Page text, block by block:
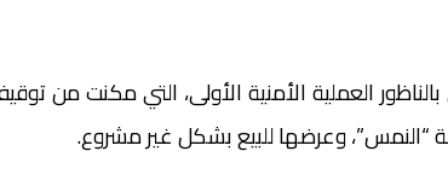
العملية الأمنية الأولى، التي مكنت من
“النمس”، وعرضها للبيع بشكل غير مشروع.